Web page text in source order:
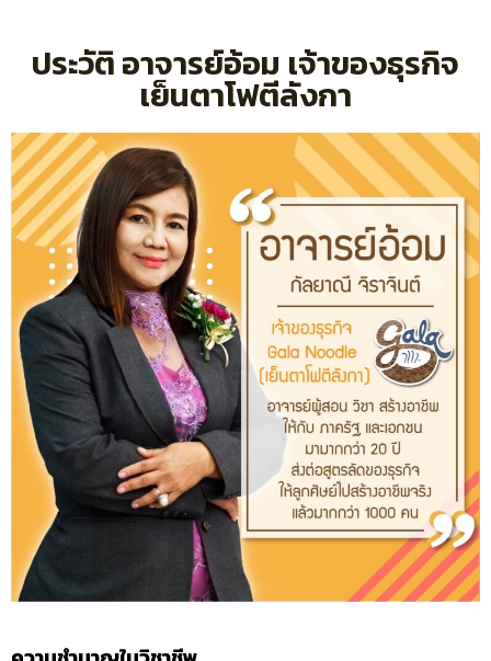
ประวัติ อาจารย์อ้อม เจ้าของธุรกิจ
เย็นตาโฟตีลังกา